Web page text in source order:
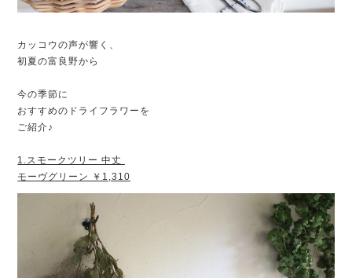
カッコウの声が響く、
初夏の富良野から
今の季節に
おすすめのドライフラワーを
ご紹介♪
1.スモークツリー 中丈
モーヴグリーン ￥1,310